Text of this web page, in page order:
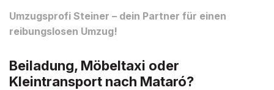
Umzugsprofi Steiner – dein Partner für einen
reibungslosen Umzug!
Beiladung, Möbeltaxi oder
Kleintransport nach Mataró?